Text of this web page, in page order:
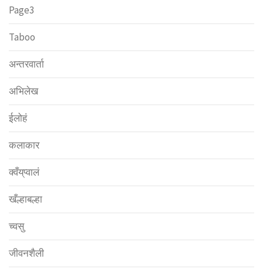
Page3
Taboo
अन्तरवार्ता
अभिलेख
ईलोहं
कलाकार
क्वँय्‌प्वालं
खँल्हाबल्हा
च्वसु
जीवनशैली